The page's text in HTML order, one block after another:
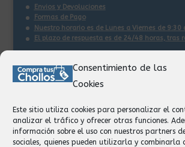
Consentimiento de las
Cookies
Este sitio utiliza cookies para personalizar el
analizar el tráfico y ofrecer otras funciones.
información sobre el uso con nuestros partners
sociales, quienes pueden utilizarla y combinarla
Envios y Devoluciones
Formas de Pago
Nuestro horario es de Lunes a Viernes de 9:30
El plazo de respuesta es de 24/48 horas, tras
Contacto:
Facturación
Devoluciones
Privacidad